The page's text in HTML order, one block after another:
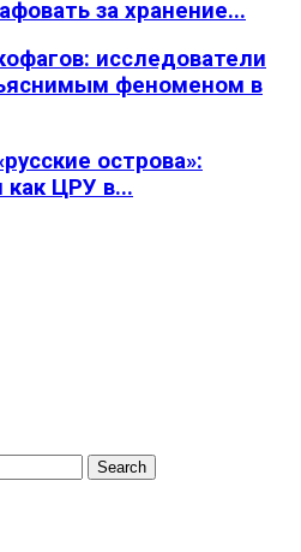
за хранение...
исследователи
феноменом в
острова»:
как ЦРУ в...
Search